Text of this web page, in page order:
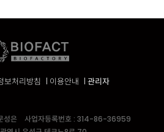
보처리방침 이용안내 관리자
성은
사업자등록번호 : 314-86-36959